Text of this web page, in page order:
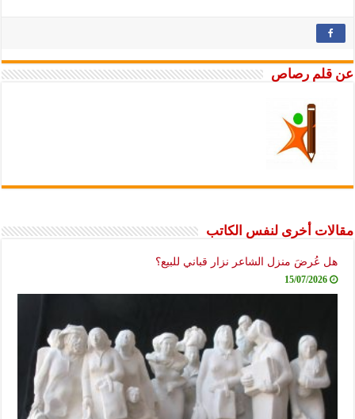
عن قلم رصاص
مقالات أخرى لنفس الكاتب
هل عُرضَ منزل الشاعر نزار قباني للبيع؟
15/07/2026